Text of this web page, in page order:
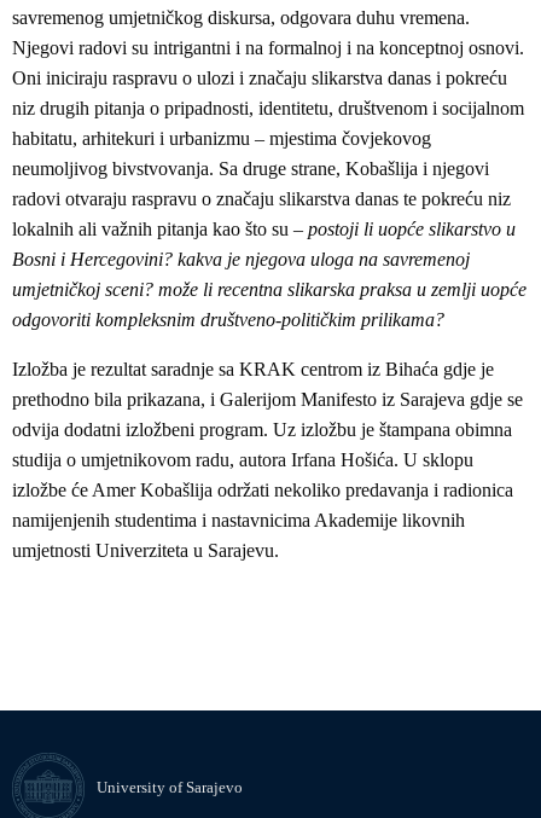
savremenog umjetničkog diskursa, odgovara duhu vremena.
Njegovi radovi su intrigantni i na formalnoj i na konceptnoj osnovi.
Oni iniciraju raspravu o ulozi i značaju slikarstva danas i pokreću
niz drugih pitanja o pripadnosti, identitetu, društvenom i socijalnom
habitatu, arhitekuri i urbanizmu – mjestima čovjekovog
neumoljivog bivstvovanja. Sa druge strane, Kobašlija i njegovi
radovi otvaraju raspravu o značaju slikarstva danas te pokreću niz
lokalnih ali važnih pitanja kao što su – postoji li uopće slikarstvo u
Bosni i Hercegovini? kakva je njegova uloga na savremenoj
umjetničkoj sceni? može li recentna slikarska praksa u zemlji uopće
odgovoriti kompleksnim društveno-političkim prilikama?
Izložba je rezultat saradnje sa KRAK centrom iz Bihaća gdje je
prethodno bila prikazana, i Galerijom Manifesto iz Sarajeva gdje se
odvija dodatni izložbeni program. Uz izložbu je štampana obimna
studija o umjetnikovom radu, autora Irfana Hošića. U sklopu
izložbe će Amer Kobašlija održati nekoliko predavanja i radionica
namijenjenih studentima i nastavnicima Akademije likovnih
umjetnosti Univerziteta u Sarajevu.
University of Sarajevo